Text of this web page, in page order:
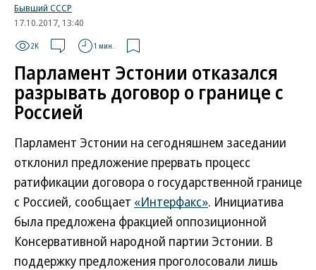
Бывший СССР
17.10.2017, 13:40
2K 1 мин.
Парламент Эстонии отказался
разрывать договор о границе с
Россией
Парламент Эстонии на сегодняшнем заседании
отклонил предложение прервать процесс
ратификации договора о государственной границе
с Россией, сообщает «Интерфакс». Инициатива
была предложена фракцией оппозиционной
Консервативной народной партии Эстонии. В
поддержку предложения проголосовали лишь